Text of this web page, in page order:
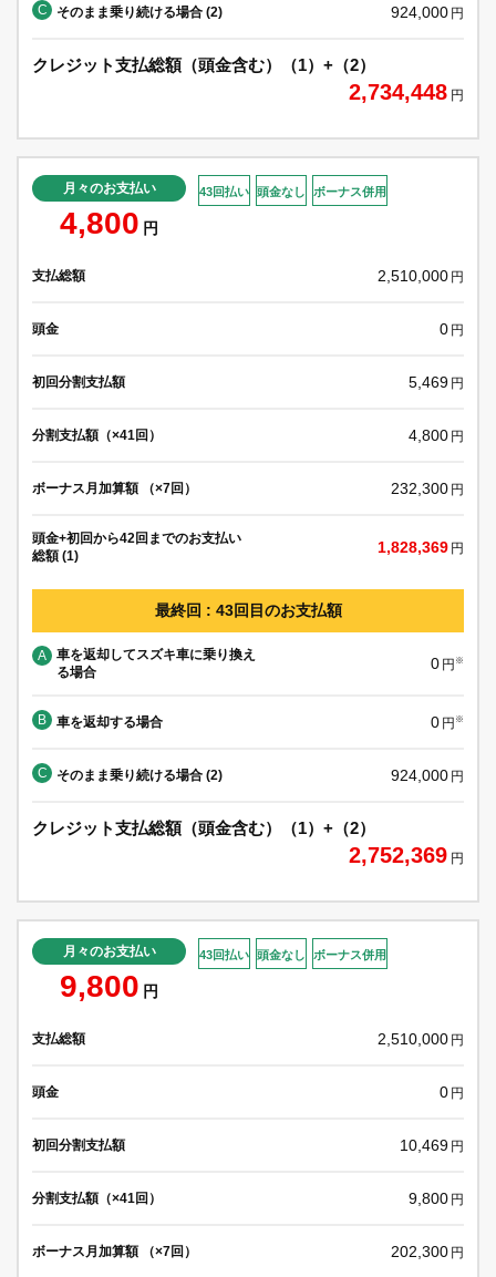
C そのまま乗り続ける場合 (2) 924,000 円
クレジット支払総額（頭金含む）（1）+（2）
2,734,448 円
月々のお支払い
4,800 円
43回払い 頭金なし ボーナス併用
支払総額 2,510,000 円
頭金 0 円
初回分割支払額 5,469 円
分割支払額（×41回） 4,800 円
ボーナス月加算額 （×7回） 232,300 円
頭金+初回から42回までのお支払い
総額 (1)
1,828,369 円
最終回 : 43回目のお支払額
A
車を返却してスズキ車に乗り換え
る場合
0 円 ※
B 車を返却する場合 0 円 ※
C そのまま乗り続ける場合 (2) 924,000 円
クレジット支払総額（頭金含む）（1）+（2）
2,752,369 円
月々のお支払い
9,800 円
43回払い 頭金なし ボーナス併用
支払総額 2,510,000 円
頭金 0 円
初回分割支払額 10,469 円
分割支払額（×41回） 9,800 円
ボーナス月加算額 （×7回） 202,300 円